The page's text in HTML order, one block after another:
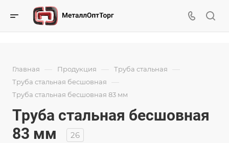
Главная — Продукция — Труба стальная —
Труба стальная бесшовная —
Труба стальная бесшовная 83 мм
Труба стальная бесшовная
83 мм
26